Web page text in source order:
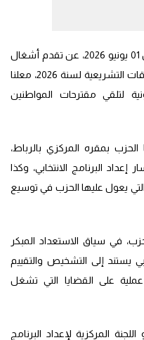
، اليوم الإثنين 01 يونيو 2026، عن تقدم أشغال
إعداد برنامجه الانتخابي الخاص بالاستحقاقات التشريعية لسنة 2026، معلنا
لتلقي مقترحات المواطنين
بمقره المركزي بالرباط،
البرنامج الانتخابي، وكذا
التي يعول عليها الحزب في توسيع
في سياق الاستعداد المبكر
يستند إلى التشخيص والتقييم
على القضايا التي تشغل
المركزية لإعداد البرنامج